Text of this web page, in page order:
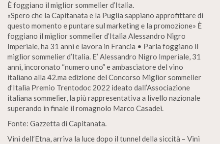
È foggiano il miglior sommelier d’Italia.
«Spero che la Capitanata e la Puglia sappiano approfittare di
questo momento e puntare sul marketing e la promozione» È
foggiano il miglior sommelier d’Italia Alessandro Nigro
Imperiale, ha 31 anni e lavora in Francia • Parla foggiano il
miglior sommelier d’Italia. E’ Alessandro Nigro Imperiale, 31
anni, incoronato “numero uno” e ambasciatore del vino
italiano alla 42.ma edizione del Concorso Miglior sommelier
d’Italia Premio Trentodoc 2022 ideato dall’Associazione
italiana sommelier, la più rappresentativa a livello nazionale
superando in finale il romagnolo Marco Casadei.
Fonte: Gazzetta di Capitanata.
Vini dell’Etna, arriva la luce dopo il tunnel della siccità – Vini